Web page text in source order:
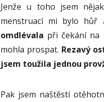
Jenže u toho jsem
menstruací mi bylo
omdlévala při čekání na
mohla prospat. Rezavý
jsem toužila jednou
Pak jsem naštěstí